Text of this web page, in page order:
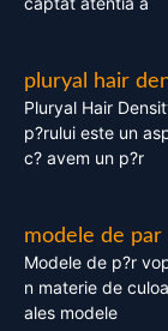
pluryal hair
Pluryal Hair
p?rului este un
c? avem un p?r
modele de
Modele de p?r
n materie de
ales modele